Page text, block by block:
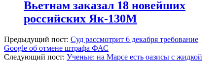
Вьетнам заказал 18 новейших
российских Як-130М
Предыдущий пост: Суд рассмотрит 6 декабря требование
Google об отмене штрафа ФАС
Следующий пост: Ученые: на Марсе есть оазисы с жидкой